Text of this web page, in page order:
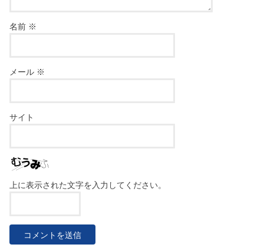
名前 ※
メール ※
サイト
上に表示された文字を入力してください。